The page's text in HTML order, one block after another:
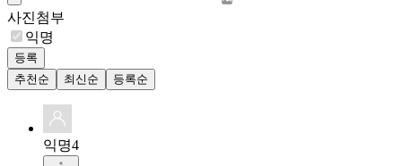
사진첨부
익명
등록
추천순
최신순 등록순
익명4